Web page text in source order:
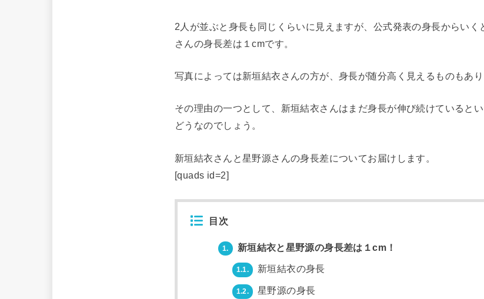
2人が並ぶと身長も同じくらいに見えますが、公式発表の身長からいく
さんの身長差は１cmです。
写真によっては新垣結衣さんの方が、身長が随分高く見えるものもあり
その理由の一つとして、新垣結衣さんはまだ身長が伸び続けていると
どうなのでしょう。
新垣結衣さんと星野源さんの身長差についてお届けします。
[quads id=2]
目次
1. 新垣結衣と星野源の身長差は１cm！
1.1. 新垣結衣の身長
1.2. 星野源の身長